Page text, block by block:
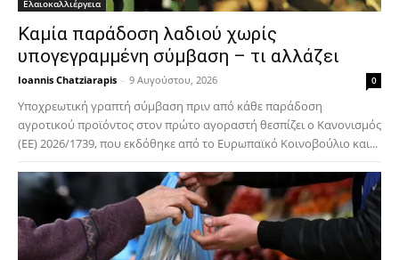
Ελαιοκαλλιέργεια
Καμία παράδοση λαδιού χωρίς
υπογεγραμμένη σύμβαση – τι αλλάζει
Ioannis Chatziarapis - 9 Αυγούστου, 2026 0
Υποχρεωτική γραπτή σύμβαση πριν από κάθε παράδοση
αγροτικού προϊόντος στον πρώτο αγοραστή θεσπίζει ο Κανονισμός
(ΕΕ) 2026/1739, που εκδόθηκε από το Ευρωπαϊκό Κοινοβούλιο και...